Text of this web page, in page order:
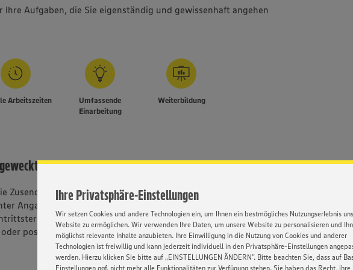
Ihre Privatsphäre-Einstellungen
Wir setzen Cookies und andere Technologien ein, um Ihnen ein bestmögliches Nutzungserlebnis
Website zu ermöglichen. Wir verwenden Ihre Daten, um unsere Website zu personalisieren und
möglichst relevante Inhalte anzubieten. Ihre Einwilligung in die Nutzung von Cookies und anderer
Technologien ist freiwillig und kann jederzeit individuell in den Privatsphäre-Einstellungen
werden. Hierzu klicken Sie bitte auf „EINSTELLUNGEN ÄNDERN”. Bitte beachten Sie, dass auf
Einstellungen ggf. nicht mehr alle Funktionalitäten zur Verfügung stehen. Sie haben das Recht, ihre
Ihre Aufgaben, die Sie eigenständig und gewissenhaft angehen
Arbeitszeiten
Umfassende
Einarbeitung
Weiterbildung
Zusendung Ihrer aussagekräftigen
Angabe Ihrer Gehaltsvorstellungen sowie
per E-Mail an
oder postalisch an:
Kontakt